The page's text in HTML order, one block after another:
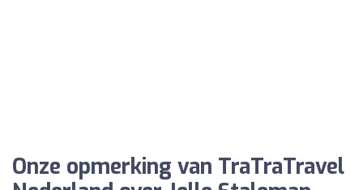
Onze opmerking van TraTraTravel